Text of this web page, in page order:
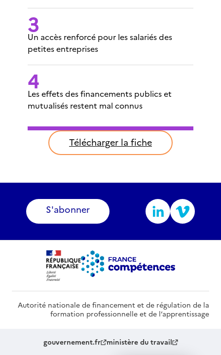
Un accès renforcé pour les salariés des
petites entreprises
Les effets des financements publics et
mutualisés restent mal connus
Télécharger la fiche
S'abonner
Autorité nationale de financement et de régulation de la
formation professionnelle et de l’apprentissage
gouvernement.fr ministère du travail